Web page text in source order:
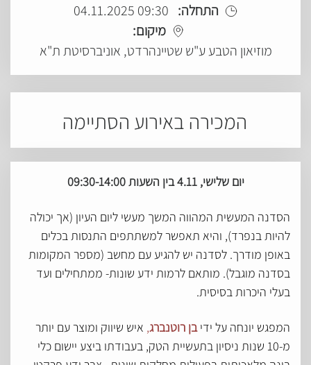
התחלה: 09:30 04.11.2025
מיקום:
מוזיאון הטבע ע"ש שטיינהרדט, אוניברסיטת ת"א
המכירה באירוע הסתיימה
יום שלישי, 4.11 בין השעות 09:30-14:00
הסדנה המעשית המהווה המשך מעשי ליום העיון (אך יכולה
להיות בנפרד), והיא תאפשר למשתתפים התנסות בכלים
באופן מודרך. לסדנה יש להגיע עם מחשב (מספר המקומות
בסדנה מוגבל). מותאם לרמות ידע שונות- ממתחילים ועד
בעלי היכרות בסיסית.
המפגש יונחה על ידיבן רוטנברג, איש שיווק ומוצר עם יותר
מ-10 שנות ניסיון בתעשיית הטק, בעבודתו ביצע יישום כלי